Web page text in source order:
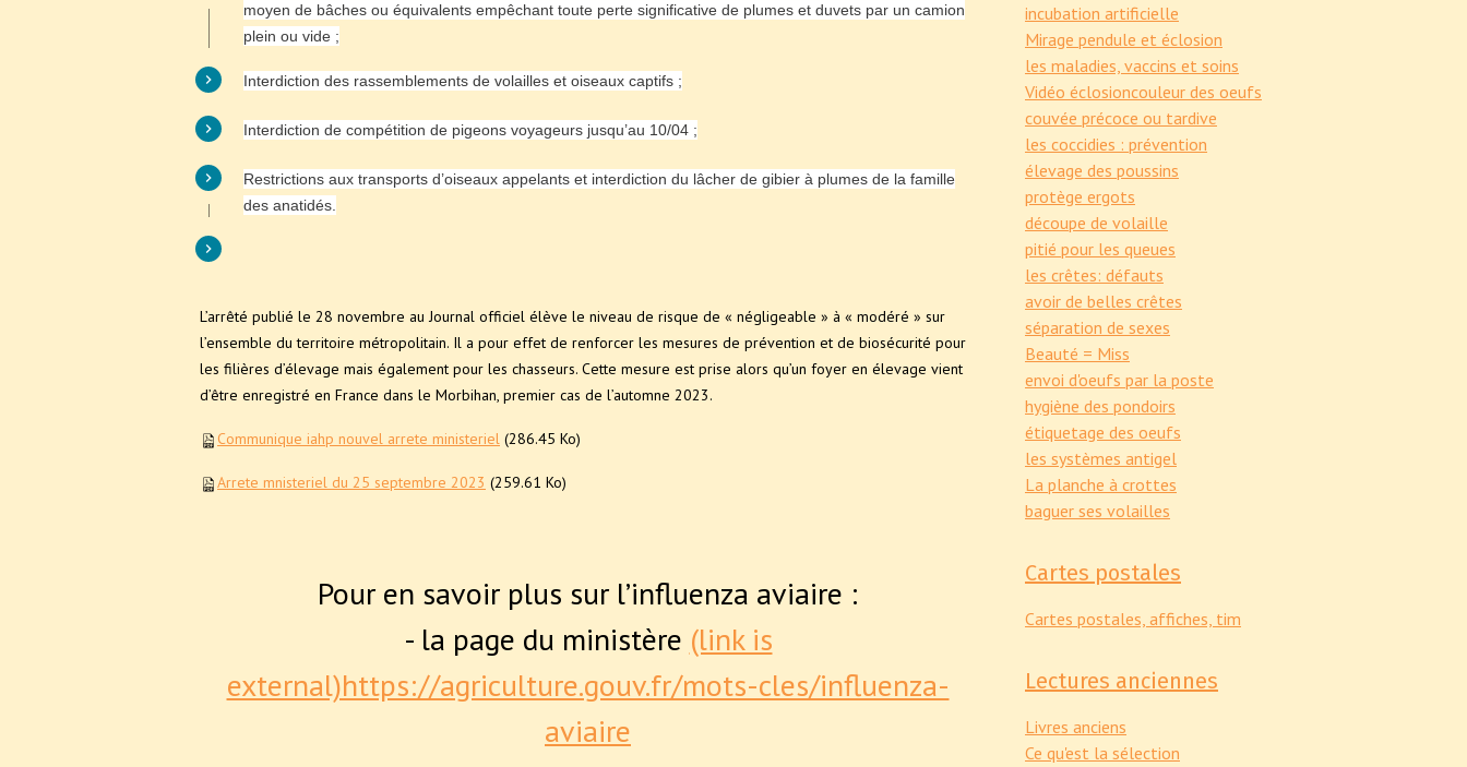
moyen de bâches ou équivalents empêchant toute perte significative de plumes et duvets par un camion
plein ou vide ;
Interdiction des rassemblements de volailles et oiseaux captifs ;
Interdiction de compétition de pigeons voyageurs jusqu’au 10/04 ;
Restrictions aux transports d’oiseaux appelants et interdiction du lâcher de gibier à plumes de la famille
des anatidés.
L’arrêté publié le 28 novembre au Journal officiel élève le niveau de risque de « négligeable » à « modéré » sur
l’ensemble du territoire métropolitain. Il a pour effet de renforcer les mesures de prévention et de biosécurité pour
les filières d’élevage mais également pour les chasseurs. Cette mesure est prise alors qu’un foyer en élevage vient
d’être enregistré en France dans le Morbihan, premier cas de l’automne 2023.
Communique iahp nouvel arrete ministeriel (286.45 Ko)
Arrete mnisteriel du 25 septembre 2023 (259.61 Ko)
Pour en savoir plus sur l’influenza aviaire :
- la page du ministère (link is
external)https://agriculture.gouv.fr/mots-cles/influenza-
aviaire
incubation artificielle
Mirage pendule et éclosion
les maladies, vaccins et soins
Vidéo éclosioncouleur des oeufs
couvée précoce ou tardive
les coccidies : prévention
élevage des poussins
protège ergots
découpe de volaille
pitié pour les queues
les crêtes: défauts
avoir de belles crêtes
séparation de sexes
Beauté = Miss
envoi d'oeufs par la poste
hygiène des pondoirs
étiquetage des oeufs
les systèmes antigel
La planche à crottes
baguer ses volailles
Cartes postales
Cartes postales, affiches, tim
Lectures anciennes
Livres anciens
Ce qu'est la sélection